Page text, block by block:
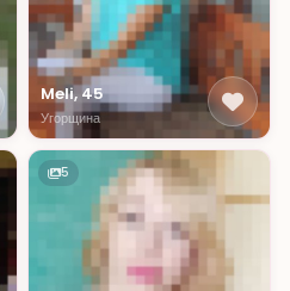
Meli, 45
Угорщина
5